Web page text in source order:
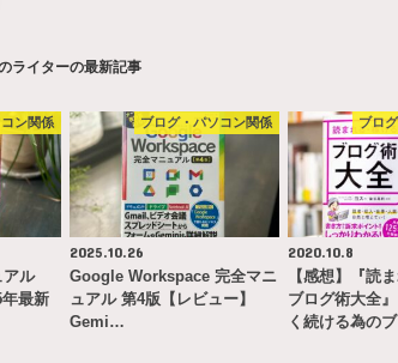
ライターの最新記事
ン関係
アル
年最新
ブログ・パソコン関係
2025.10.26
Google Workspace 完全マニ
ュアル 第4版【レビュー】
Gemi…
ブロ
2020.10.8
【感想】『読
ブログ術大全
く続ける為の